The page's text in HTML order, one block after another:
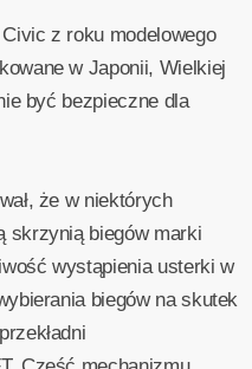
z roku modelowego
w Japonii, Wielkiej
być bezpieczne dla
że w niektórych
skrzynią biegów marki
wystąpienia usterki w
biegów na skutek